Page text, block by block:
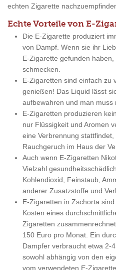
echten Zigarette
Echte Vorteile von E-
Die E-Zigarette produziert
von Dampf. Wenn sie ihr
E-Zigarette gefunden
schmecken.
E-Zigaretten sind einfach zu
genießen! Das Liquid lässt
aufbewahren und man
E-Zigaretten produzieren
nur Flüssigkeit und Aromen
eine Verbrennung
Rauchgeruch im Haus der
Auch wenn E-Zigaretten
Vielzahl
Kohlendioxid, Feinstaub,
anderer Zusatzstoffe und
E-Zigaretten in Zschorta
Kosten eines
Zigaretten
150 Euro pro Monat. Ein
Dampfer verbraucht etwa 2-
sowohl abhängig von den
vom verwendeten E-